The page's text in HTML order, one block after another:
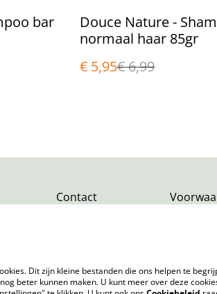
bar
%
Douce Nature -
normaal haar 85gr
€ 5,95€ 6,99
Contact
Dit zijn kleine bestanden die ons helpen te
beter kunnen maken. U kunt meer over deze